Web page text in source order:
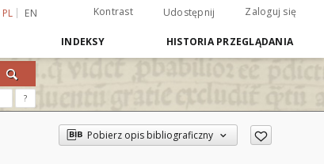
PL EN Kontrast Udostępnij Zaloguj się
INDEKSY HISTORIA PRZEGLĄDANIA
?
Pobierz opis bibliograficzny